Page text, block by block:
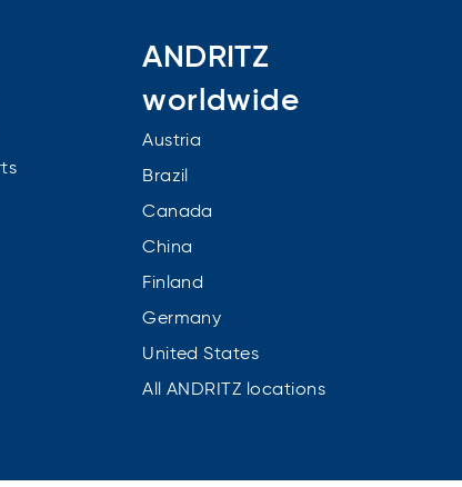
ANDRITZ
worldwide
Austria
Brazil
Canada
China
Finland
Germany
United States
All ANDRITZ locations